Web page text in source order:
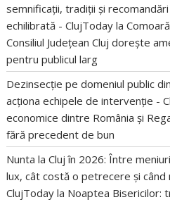
semnificații, tradiții și
echilibrată - ClujToday la
Consiliul Județean Cluj dorește
pentru publicul larg
Dezinsecție pe domeniul public
acționa echipele de intervenție -
economice dintre România și
fără precedent de bun
Nunta la Cluj în 2026: Între
lux, cât costă o petrecere și când
ClujToday la Noaptea Bisericilor: